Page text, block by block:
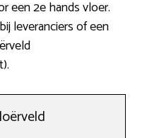
een 2e hands vloer.
leveranciers of een